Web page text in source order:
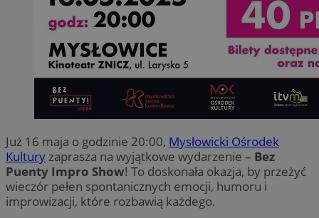
Już 16 maja o godzinie 20:00, Mysłowicki Ośrodek
Kulturyzaprasza na wyjątkowe wydarzenie – Bez
Puenty Impro Show! To doskonała okazja, by przeżyć
wieczór pełen spontanicznych emocji, humoru i
improwizacji, które rozbawią każdego.